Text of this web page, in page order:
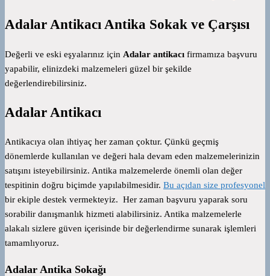
Adalar Antikacı Antika Sokak ve Çarşısı
Değerli ve eski eşyalarınız için Adalar antikacı firmamıza başvuru
yapabilir, elinizdeki malzemeleri güzel bir şekilde
değerlendirebilirsiniz.
Adalar Antikacı
Antikacıya olan ihtiyaç her zaman çoktur. Çünkü geçmiş
dönemlerde kullanılan ve değeri hala devam eden malzemelerinizin
satışını isteyebilirsiniz. Antika malzemelerde önemli olan değer
tespitinin doğru biçimde yapılabilmesidir. Bu açıdan size profesyonel
bir ekiple destek vermekteyiz. Her zaman başvuru yaparak soru
sorabilir danışmanlık hizmeti alabilirsiniz. Antika malzemelerle
alakalı sizlere güven içerisinde bir değerlendirme sunarak işlemleri
tamamlıyoruz.
Adalar Antika Sokağı